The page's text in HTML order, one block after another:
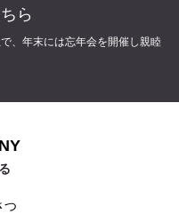
ら
、年末には忘年会を開催し親睦
つ